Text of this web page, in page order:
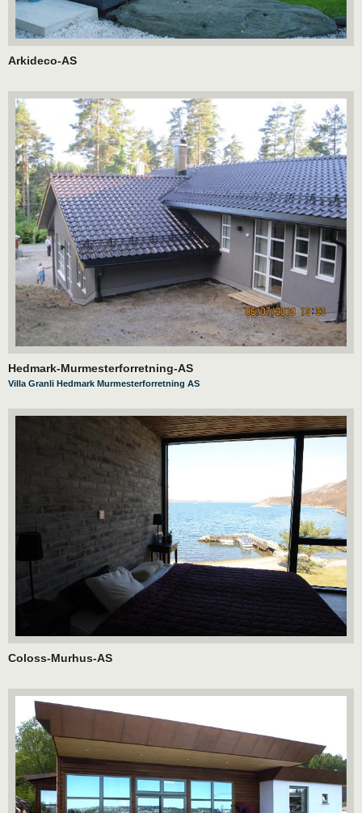
Arkideco-AS
Hedmark-Murmesterforretning-AS
Villa Granli Hedmark Murmesterforretning AS
Coloss-Murhus-AS